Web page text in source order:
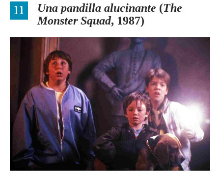
11 Una pandilla alucinante (The
Monster Squad, 1987)